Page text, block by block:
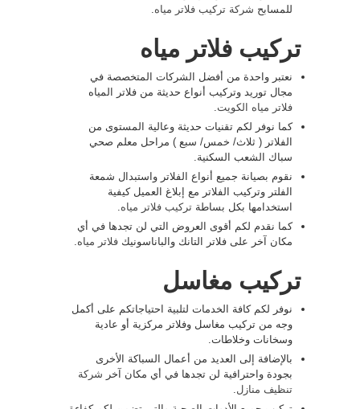
للمسابح شركة تركيب فلاتر مياه.
تركيب فلاتر مياه
نعتبر واحدة من أفضل الشركات المتخصصة في
مجال توريد وتركيب أنواع حديثة من فلاتر المياه
فلاتر مياه الكويت.
كما نوفر لكم تقنيات حديثة وعالية المستوى من
الفلاتر ( ثلاث/ خمس/ سبع ) مراحل معلم صحي
سباك الشعب السكنية.
نقوم بصيانة جميع أنواع الفلاتر واستبدال شمعة
الفلتر وتركيب الفلاتر مع إبلاغ العميل كيفية
استخدامها بكل بساطة تركيب فلاتر مياه.
كما نقدم لكم أقوى العروض التي لن تجدها في أي
مكان آخر على فلاتر التانك والباناسونيك فلاتر مياه.
تركيب مغاسل
نوفر لكم كافة الخدمات لتلبية احتياجاتكم على أكمل
وجه من تركيب مغاسل وفلاتر مركزية أو عادية
وسخانات وخلاطات.
بالإضافة إلى العديد من أعمال السباكة الأخرى
بجودة واحترافية لن تجدها في أي مكان آخر شركة
تنظيف منازل.